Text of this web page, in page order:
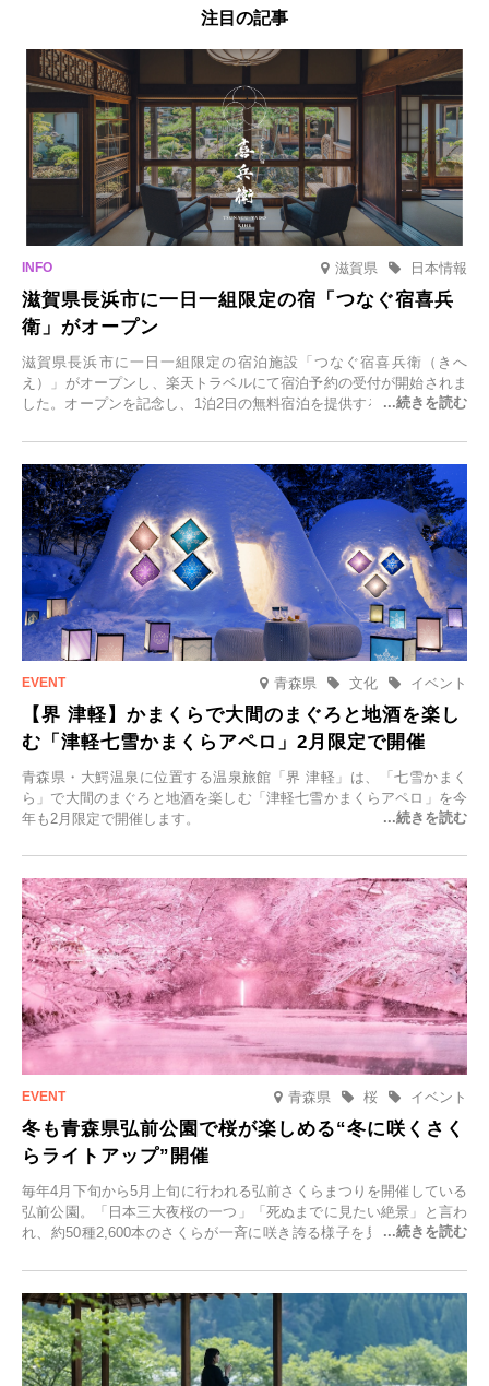
注目の記事
滋賀県 日本情報
滋賀県長浜市に一日一組限定の宿「つなぐ宿喜兵
衛」がオープン
滋賀県長浜市に一日一組限定の宿泊施設「つなぐ宿喜兵衛（きへ
え）」がオープンし、楽天トラベルにて宿泊予約の受付が開始されま
した。オープンを記念し、1泊2日の無料宿泊を提供するキャンペーン
一組限定の宿だからこそ叶う、大切な人との特別な時間を体験いただ
けます。
青森県 イベント
文化
【界 津軽】かまくらで大間のまぐろと地酒を楽し
む「津軽七雪かまくらアペロ」2月限定で開催
青森県・大鰐温泉に位置する温泉旅館「界 津軽」は、「七雪かまく
ら」で大間のまぐろと地酒を楽しむ「津軽七雪かまくらアペロ」を今
年も2月限定で開催します。
青森県 イベント
桜
冬も青森県弘前公園で桜が楽しめる“冬に咲くさく
らライトアップ”開催
毎年4月下旬から5月上旬に行われる弘前さくらまつりを開催している
弘前公園。「日本三大夜桜の一つ」「死ぬまでに見たい絶景」と言わ
れ、約50種2,600本のさくらが一斉に咲き誇る様子を見に、世界中か
日(月)～2026年2月28日(土)の期間、「冬に咲くさくらライトアップ」
を開催します。